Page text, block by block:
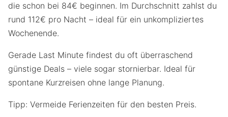
die schon bei 84€ beginnen. Im Durchschnitt zahlst du
rund 112€ pro Nacht – ideal für ein unkompliziertes
Wochenende.
Gerade Last Minute findest du oft überraschend
günstige Deals – viele sogar stornierbar. Ideal für
spontane Kurzreisen ohne lange Planung.
Tipp: Vermeide Ferienzeiten für den besten Preis.